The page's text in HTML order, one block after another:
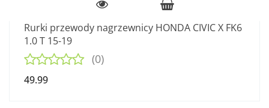
Rurki przewody nagrzewnicy HONDA CIVIC X FK6
1.0 T 15-19
(0)
49.99